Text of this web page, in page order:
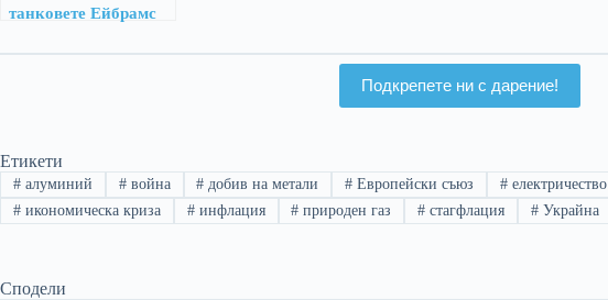
танковете Ейбрамс
броня за Украйна?
Подкрепете ни с дарение!
Етикети
#алуминий #война # добив на метали # Европейски съюз # електричество
#икономическа криза #инфлация # природен газ # стагфлация # Украйна
Сподели